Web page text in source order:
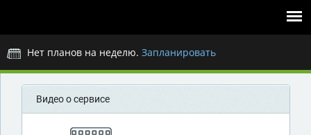
Нет планов на неделю. Запланировать
Видео о сервисе